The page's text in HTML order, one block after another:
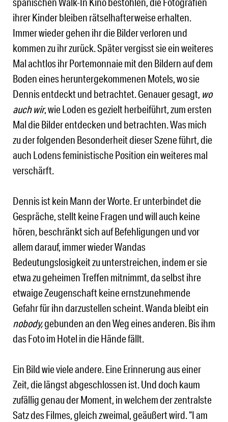
ihrer Kinder bleiben rätselhafterweise erhalten.
Immer wieder gehen ihr die Bilder verloren und
kommen zu ihr zurück. Später vergisst sie ein weiteres
Mal achtlos ihr Portemonnaie mit den Bildern auf dem
Boden eines heruntergekommenen Motels, wo sie
Dennis entdeckt und betrachtet. Genauer gesagt, wo
auch wir, wie Loden es gezielt herbeiführt, zum ersten
Mal die Bilder entdecken und betrachten. Was mich
zu der folgenden Besonderheit dieser Szene führt, die
auch Lodens feministische Position ein weiteres mal
verschärft.
Dennis ist kein Mann der Worte. Er unterbindet die
Gespräche, stellt keine Fragen und will auch keine
hören, beschränkt sich auf Befehligungen und vor
allem darauf, immer wieder Wandas
Bedeutungslosigkeit zu unterstreichen, indem er sie
etwa zu geheimen Treffen mitnimmt, da selbst ihre
etwaige Zeugenschaft keine ernstzunehmende
Gefahr für ihn darzustellen scheint. Wanda bleibt ein
nobody,gebunden an den Weg eines anderen. Bis ihm
das Foto im Hotel in die Hände fällt.
Ein Bild wie viele andere. Eine Erinnerung aus einer
Zeit, die längst abgeschlossen ist. Und doch kaum
zufällig genau der Moment, in welchem der zentralste
Satz des Filmes, gleich zweimal, geäußert wird. “I am